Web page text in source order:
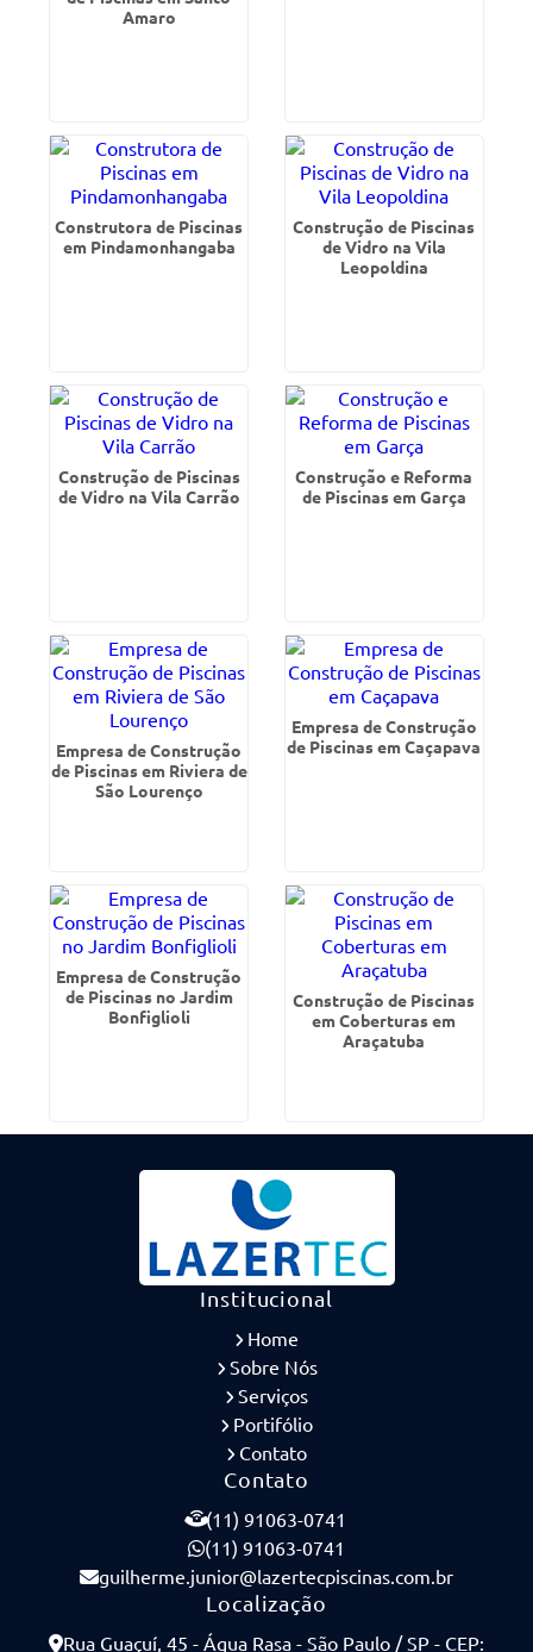
Amaro
Construtora de Piscinas
em Pindamonhangaba
Construção de Piscinas
de Vidro na Vila
Leopoldina
Construção de Piscinas
de Vidro na Vila Carrão
Construção e Reforma
de Piscinas em Garça
Empresa de Construção
de Piscinas em Riviera de
São Lourenço
Empresa de Construção
de Piscinas em Caçapava
Empresa de Construção
de Piscinas no Jardim
Bonfiglioli
Construção de Piscinas
em Coberturas em
Araçatuba
Institucional
Home
Sobre Nós
Serviços
Portifólio
Contato
Contato
(11) 91063-0741
(11) 91063-0741
guilherme.junior@lazertecpiscinas.com.br
Localização
Rua Guaçuí, 45 - Água Rasa - São Paulo / SP - CEP: